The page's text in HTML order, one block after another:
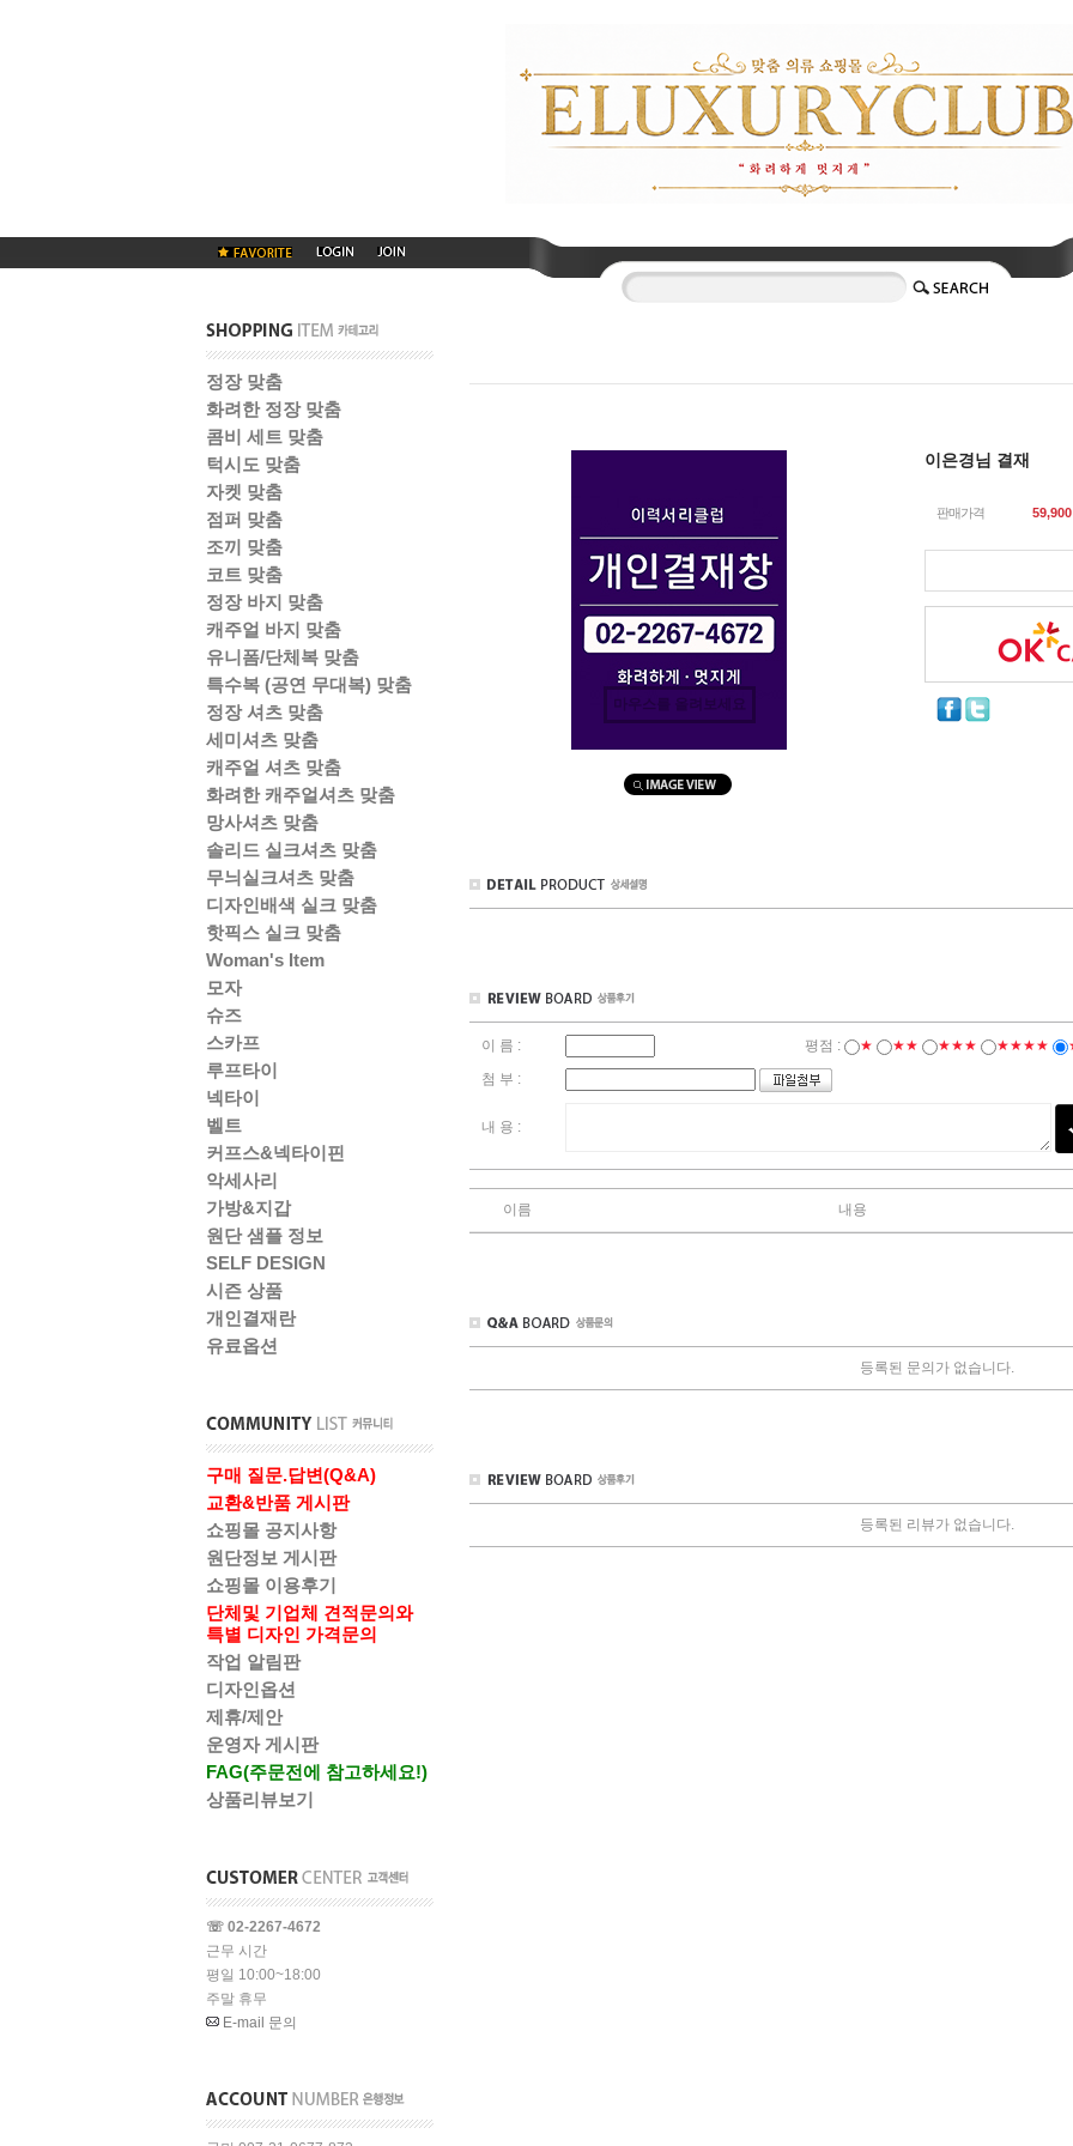
정장 맞춤
화려한 정장 맞춤
콤비 세트 맞춤
턱시도 맞춤
자켓 맞춤
점퍼 맞춤
조끼 맞춤
코트 맞춤
정장 바지 맞춤
캐주얼 바지 맞춤
유니폼/단체복 맞춤
특수복 (공연 무대복) 맞춤
정장 셔츠 맞춤
세미셔츠 맞춤
캐주얼 셔츠 맞춤
화려한 캐주얼셔츠 맞춤
망사셔츠 맞춤
솔리드 실크셔츠 맞춤
무늬실크셔츠 맞춤
디자인배색 실크 맞춤
핫픽스 실크 맞춤
Woman's Item
모자
슈즈
스카프
루프타이
넥타이
벨트
커프스&넥타이핀
악세사리
가방&지갑
원단 샘플 정보
SELF DESIGN
시즌 상품
개인결재란
유료옵션
구매 질문.답변(Q&A)
교환&반품 게시판
쇼핑몰 공지사항
원단정보 게시판
쇼핑몰 이용후기
단체및 기업체 견적문의와
특별 디자인 가격문의
작업 알림판
디자인옵션
제휴/제안
운영자 게시판
FAG(주문전에 참고하세요!)
상품리뷰보기
☏ 02-2267-4672
근무 시간
평일 10:00~18:00
주말 휴무
E-mail 문의
마우스를 올려보세요
이은경님 결재
판매가격 59,900
이 름 : 평점 : ★ ★★ ★★★ ★★★★
첨 부 :
내 용 :
이름 내용
등록된 문의가 없습니다.
등록된 리뷰가 없습니다.